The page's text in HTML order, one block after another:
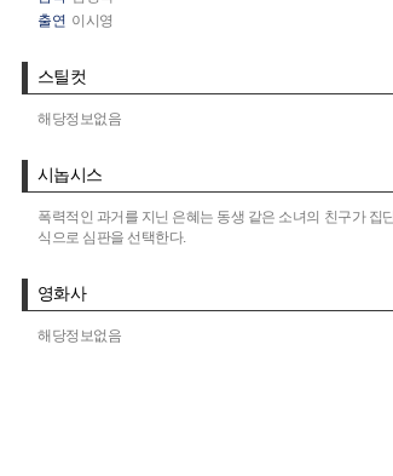
출연 이시영
스틸컷
해당정보없음
시놉시스
폭력적인 과거를 지닌 은혜는 동생 같은 소녀의 친구가
식으로 심판을 선택한다.
영화사
해당정보없음